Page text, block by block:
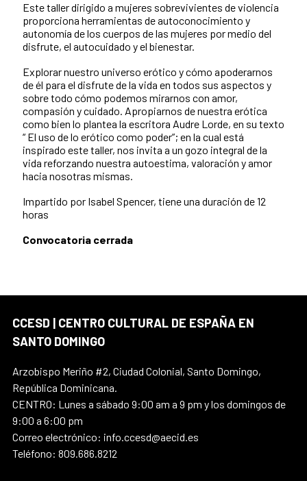
Este taller dirigido a mujeres sobrevivientes de violencia
proporciona herramientas de autoconocimiento y
autonomía de los cuerpos de las mujeres por medio del
disfrute, el autocuidado y el bienestar.
Explorar nuestro universo erótico y cómo apoderarnos
de él para el disfrute de la vida en todos sus aspectos y
sobre todo cómo podemos mirarnos con amor,
compasión y cuidado. Apropiarnos de nuestra erótica
como bien lo plantea la escritora Audre Lorde, en su texto
“ El uso de lo erótico como poder”; en la cual está
inspirado este taller, nos invita a un gozo integral de la
vida reforzando nuestra autoestima, valoración y amor
hacia nosotras mismas.
Impartido por Isabel Spencer, tiene una duración de 12
horas
Convocatoria cerrada
CCESD | CENTRO CULTURAL DE ESPAÑA EN
SANTO DOMINGO
Arzobispo Meriño #2, Ciudad Colonial, Santo Domingo,
República Dominicana.
CENTRO: Lunes a sábado 9:00 am a 9 pm y los domingos de
9:00 a 6:00 pm
Correo electrónico: info.ccesd@aecid.es
Teléfono: 809.686.8212